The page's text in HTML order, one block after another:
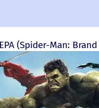
(Spider-Man: